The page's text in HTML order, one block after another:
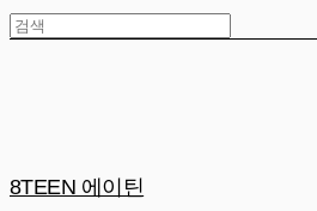
8TEEN 에이틴